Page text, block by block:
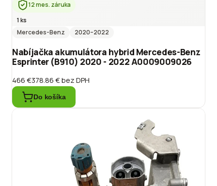
12 mes. záruka
1 ks
Mercedes-Benz
2020–2022
Nabíjačka akumulátora hybrid Mercedes-Benz
Esprinter (B910) 2020 - 2022 A0009009026
466 €378.86 €bez DPH
Do košíka